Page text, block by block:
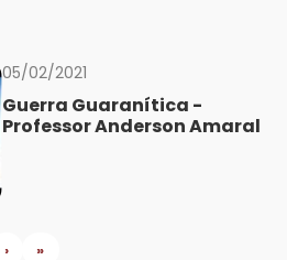
05/02/2021
Guerra Guaranítica -
Professor Anderson Amaral
› »